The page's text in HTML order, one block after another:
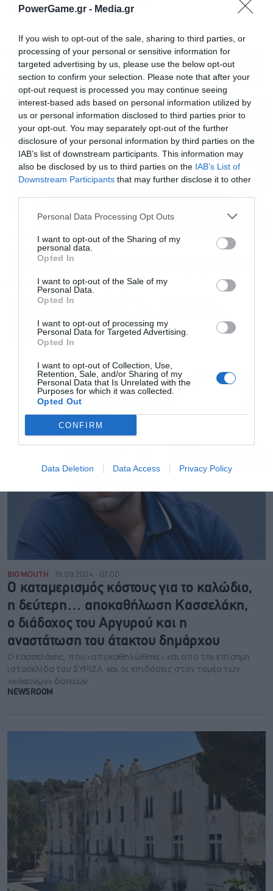
PowerGame.gr - Media.gr
If you wish to opt-out of the sale, sharing to third parties, or
processing of your personal or sensitive information for
targeted advertising by us, please use the below opt-out
section to confirm your selection. Please note that after your
opt-out request is processed you may continue seeing
interest-based ads based on personal information utilized by
us or personal information disclosed to third parties prior to
your opt-out. You may separately opt-out of the further
disclosure of your personal information by third parties on the
IAB’s list of downstream participants. This information may
also be disclosed by us to third parties on the IAB’s List of
Downstream Participants that may further disclose it to other
Personal Data Processing Opt Outs
I want to opt-out of the Sharing of my
personal data.
Opted In
I want to opt-out of the Sale of my
Personal Data.
Opted In
I want to opt-out of processing my
Personal Data for Targeted Advertising.
Opted In
I want to opt-out of Collection, Use,
Retention, Sale, and/or Sharing of my
Personal Data that Is Unrelated with the
Purposes for which it was collected.
Opted Out
CONFIRM
Data Deletion Data Access Privacy Policy
NEWSROOM
ΝΑΥΤΙΛΙΑ 28.06.2025 - 11:58
Στη Λέρο ο Κικίλιας: “Αναβαθμίζουμε τις
λιμενικές υποδομές”
Επίσκεψη του υπουργού Ναυτιλίας και Νησιωτικής
ανάπτυξη μονάδων αφαλάτωσης»
NEWSROOM
BIG MOUTH 19.09.2024 - 07:00
Ο καταμερισμός κόστους για το καλώδιο,
η δεύτερη… αποκαθήλωση Κασσελάκη,
ο διάδοχος του Αργυρού και η
αναστάτωση του άτακτου δημάρχου
Ο Κασσελάκης, που «αποκαθηλώθηκε» και από την επίσημη
ιστοσελίδα του ΣΥΡΙΖΑ, και οι επιδόσεις στον τομέα των
«κόκκινων» δανείων
NEWSROOM